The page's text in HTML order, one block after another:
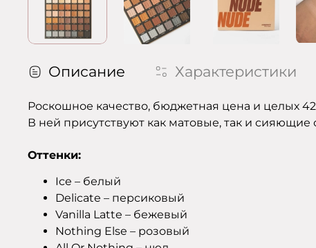
Описание Характеристики
Роскошное качество, бюджетная цена и целых
В ней присутствуют как матовые, так и сияющие
Оттенки:
Ice – белый
Delicate – персиковый
Vanilla Latte – бежевый
Nothing Else – розовый